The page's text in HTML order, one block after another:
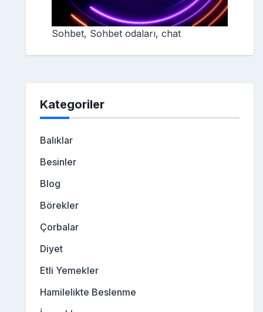
Sohbet, Sohbet odaları, chat
Kategoriler
Balıklar
Besinler
Blog
Börekler
Çorbalar
Diyet
Etli Yemekler
Hamilelikte Beslenme